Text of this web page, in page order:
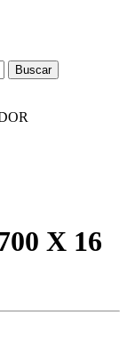
Buscar
X 16